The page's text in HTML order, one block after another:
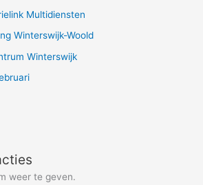
Multidiensten
Winterswijk-Woold
Winterswijk
weer te geven.